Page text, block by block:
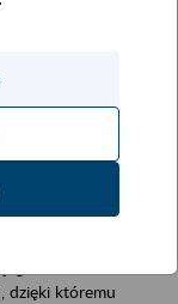
dzięki któremu